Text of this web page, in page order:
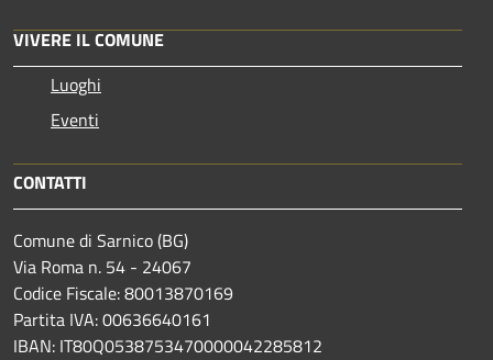
VIVERE IL COMUNE
Luoghi
Eventi
CONTATTI
Comune di Sarnico (BG)
Via Roma n. 54 - 24067
Codice Fiscale: 80013870169
Partita IVA: 00636640161
IBAN: IT80Q0538753470000042285812